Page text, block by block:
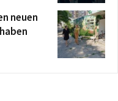
neuen